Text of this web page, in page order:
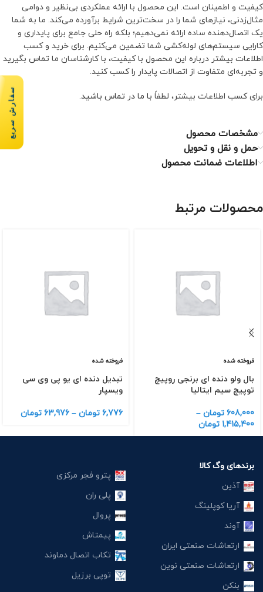
کیفیت و اطمینان است. این محصول با ارائه عملکردی بی‌نظیر و دوامی
مثال‌زدنی، نیازهای شما را در سخت‌ترین شرایط برآورده می‌کند. ما به شما
یک اتصال‌دهنده ساده ارائه نمی‌دهیم؛ بلکه راه حلی جامع برای پایداری و
کارایی سیستم‌های لوله‌کشی شما تضمین می‌کنیم. برای خرید و کسب
اطلاعات بیشتر درباره این محصول با کیفیت، با کارشناسان ما تماس بگیرید
و تجربه‌ای متفاوت از اتصالات پایدار را کسب کنید.
برای کسب اطلاعات بیشتر، لطفاً با ما در تماس باشید.
مشخصات محصول
حمل و نقل و تحویل
اطلاعات ضمانت محصول
محصولات مرتبط
فروخته شده
بال ولو دنده ای برنجی روپیچ
توپیچ سیم ایتالیا
608,000 تومان –
1,415,400 تومان
فروخته شده
تبدیل دنده ای یو پی وی سی
ویسپار
6,776 تومان –
63,976 تومان
برندهای وگ کالا
آذین
آریا کوپلینگ
آوند
ارتعاشات صنعتی ایران
ارتعاشات صنعتی نوین
بنکن
پترو فجر مرکزی
پلی ران
پروال
پیمتاش
تکاب اتصال دماوند
توپی برزیل
سفارش سریع